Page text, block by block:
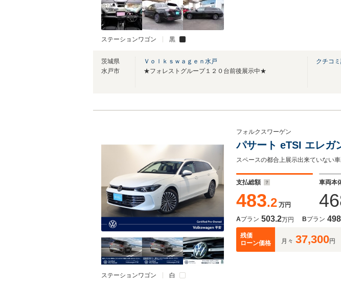
ステーションワゴン 黒
茨城県
水戸市
Ｖｏｌｋｓｗａｇｅｎ水戸
★フォレストグループ１２０台前後展示中★
クチコミ
ステーションワゴン 白
フォルクスワーゲン
パサート eTSI エレガ
スペースの都合上展示出来ていない
支払総額
483.2 万円
車両本
Aプラン 503.2万円 Bプラン
残価
ローン価格
月々 37,300円